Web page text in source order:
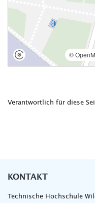
Verantwortlich für diese
KONTAKT
Technische Hochschule